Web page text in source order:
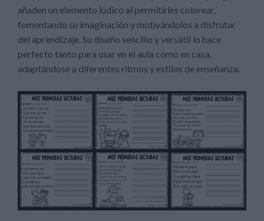
añaden un elemento lúdico al permitirles colorear,
fomentando su imaginación y motivándolos a disfrutar
del aprendizaje. Su diseño sencillo y versátil lo hace
perfecto tanto para usar en el aula como en casa,
adaptándose a diferentes ritmos y estilos de enseñanza.